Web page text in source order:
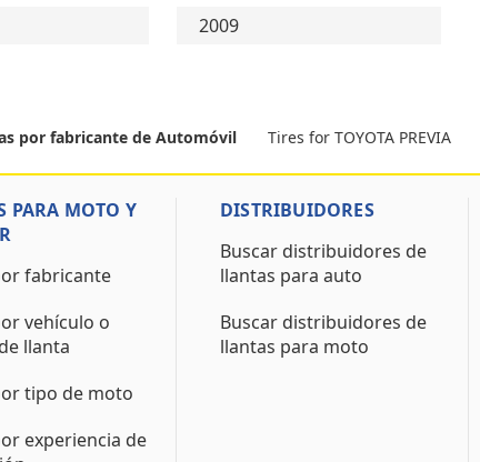
2009
por fabricante de Automóvil Tires for TOYOTA PREVIA
PARA MOTO Y
fabricante
vehículo o
llanta
tipo de moto
experiencia de
DISTRIBUIDORES
Buscar distribuidores de
llantas para auto
Buscar distribuidores de
llantas para moto